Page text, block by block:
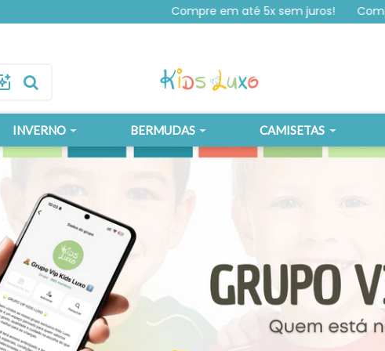
Compre em até 5x sem juros! Compre em
INVERNO BERMUDAS CAMISETAS